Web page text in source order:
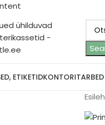
ETIKETIDKONTORITARBED